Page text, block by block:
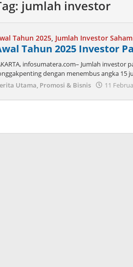
jumlah investor
Tahun 2025 Jumlah Investor Saham
Tahun 2025 Investor
infosumatera.com– Jumlah investor
dengan menembus angka 15
Utama Promosi & Bisnis 11